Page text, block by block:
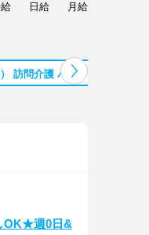
日給 月給
訪問介護 バイト
OK★週0日&